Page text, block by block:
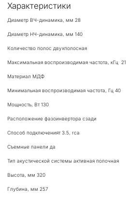
Характеристики
Диаметр ВЧ-динамика, мм 28
Диаметр НЧ-динамика, мм 140
Количество полос двухполосная
Максимальная воспроизводимая частота, кГц  21
Материал МДФ
Минимальная воспроизводимая частота, Гц 40
Мощность, Вт 130
Расположение фазоинвертора сзади
Способ подключеният 3.5, rca
Съемные панели да
Тип акустической системы активная полочная
Высота, мм 320
Глубина, мм 257